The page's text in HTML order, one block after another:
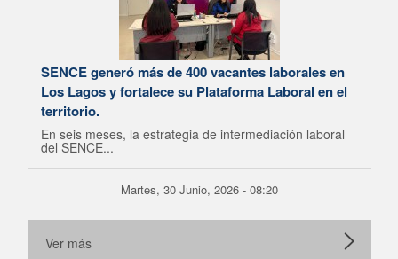
SENCE generó más de 400 vacantes laborales en
Los Lagos y fortalece su Plataforma Laboral en el
territorio.
En seis meses, la estrategia de intermediación laboral
del SENCE...
Martes, 30 Junio, 2026 - 08:20
Ver más